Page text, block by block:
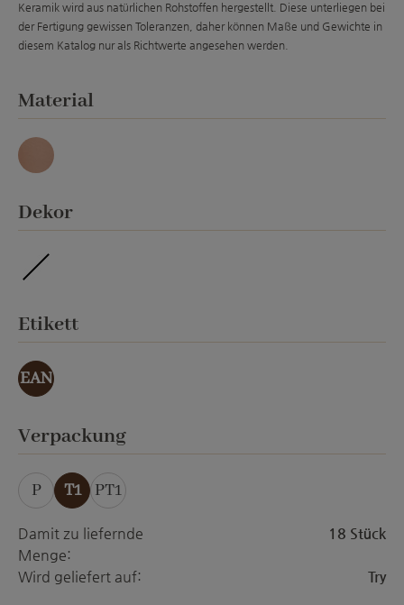
Keramik wird aus natürlichen Rohstoffen hergestellt. Diese unterliegen bei
der Fertigung gewissen Toleranzen, daher können Maße und Gewichte in
diesem Katalog nur als Richtwerte angesehen werden.
Materialauswählen
Antique
Dekorauswählen
Etikettauswählen
EAN
Verpackungauswählen
P T1 PT1
Damit zu liefernde
Menge:
18 Stück
Wird geliefert auf: Try